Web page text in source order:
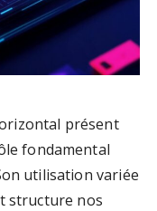
présent
fondamental
utilisation variée
structure nos